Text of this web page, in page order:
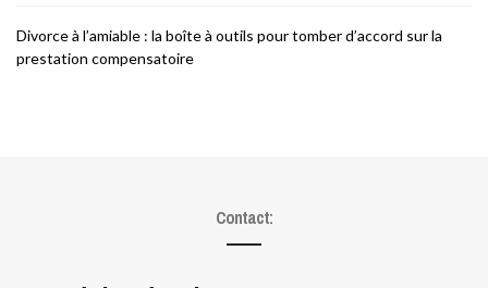
Divorce à l’amiable : la boîte à outils pour tomber d’accord sur la
prestation compensatoire
Contact: